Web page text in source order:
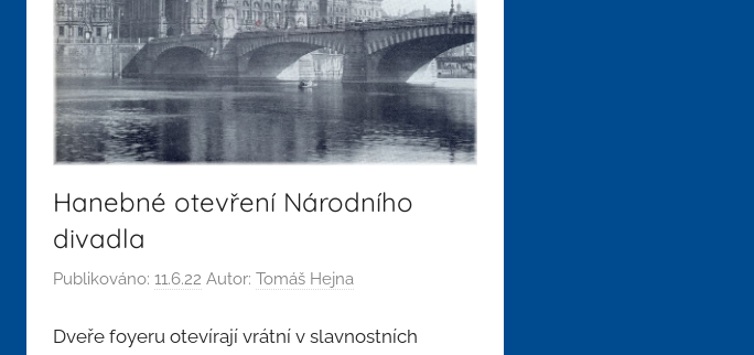
Hanebné otevření Národního
divadla
Publikováno: 11.6.22 Autor: Tomáš Hejna
Dveře foyeru otevírají vrátní v slavnostních